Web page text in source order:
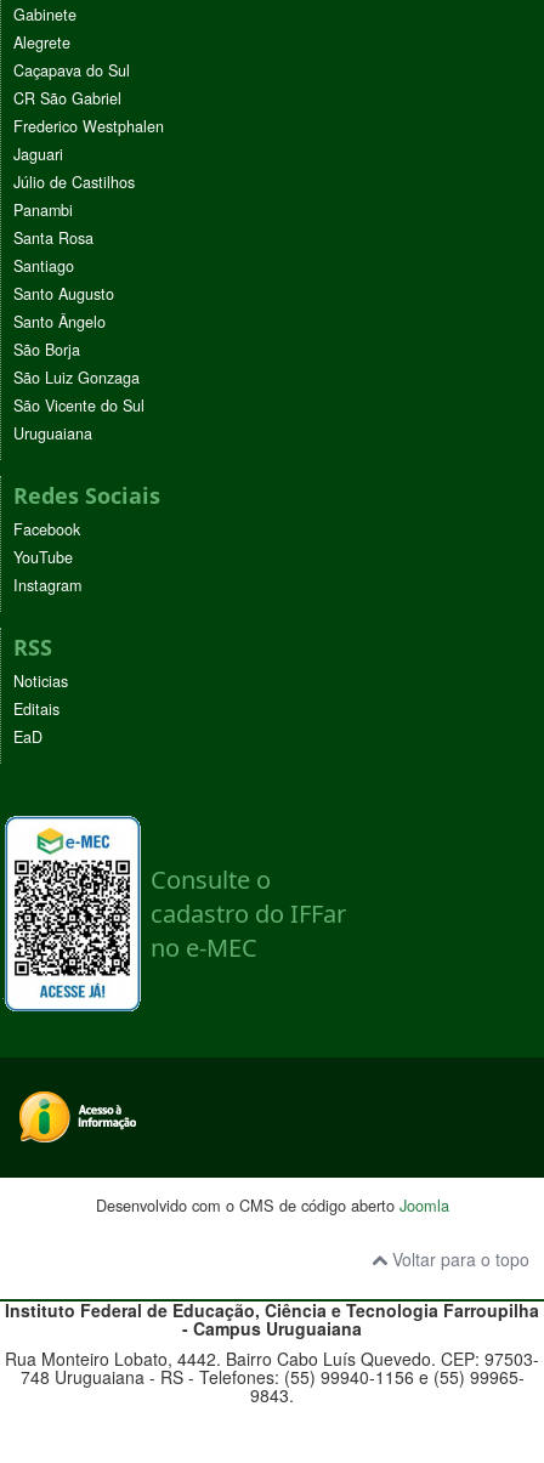
Gabinete
Alegrete
Caçapava do Sul
CR São Gabriel
Frederico Westphalen
Jaguari
Júlio de Castilhos
Panambi
Santa Rosa
Santiago
Santo Augusto
Santo Ângelo
São Borja
São Luiz Gonzaga
São Vicente do Sul
Uruguaiana
Redes Sociais
Facebook
YouTube
Instagram
RSS
Noticias
Editais
EaD
Desenvolvido com o CMS de código aberto Joomla
Voltar para o topo
Instituto Federal de Educação, Ciência e Tecnologia Farroupilha
- Campus Uruguaiana
Rua Monteiro Lobato, 4442. Bairro Cabo Luís Quevedo. CEP: 97503-
748 Uruguaiana - RS - Telefones: (55) 99940-1156 e (55) 99965-
9843.